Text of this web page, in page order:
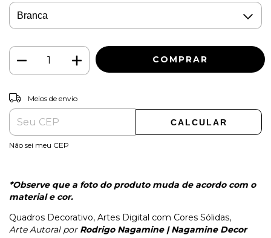
Entregas para o CEP:
Meios de envio
CALCULAR
Não sei meu CEP
*Observe que a foto do produto muda de acordo com o
material e cor.
Quadros Decorativo, Artes Digital com Cores Sólidas,
Arte Autoral porRodrigo Nagamine | Nagamine Decor